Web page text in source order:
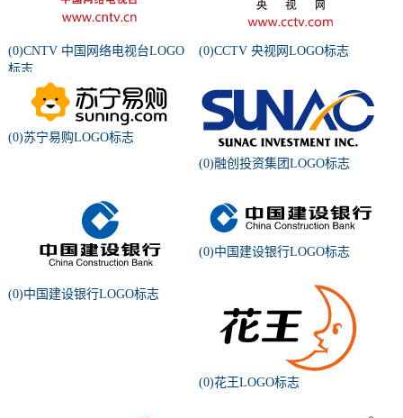
(0)CNTV 中国网络电视台LOGO
标志
(0)CCTV 央视网LOGO标志
(0)苏宁易购LOGO标志
(0)融创投资集团LOGO标志
(0)中国建设银行LOGO标志
(0)中国建设银行LOGO标志
(0)花王LOGO标志